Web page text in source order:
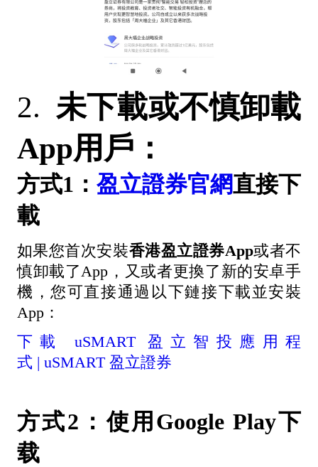
2.未下載或不慎卸載
App用戶：
方式1： 盈立證券官網直接下
載
如果您首次安裝香港盈立證券App或者不
慎卸載了App，又或者更換了新的安卓手
機，您可直接通過以下鏈接下載並安裝
App：
下載
uSMART 盈立智投應用程
式 | uSMART 盈立證券
方式2：使用Google Play下
载